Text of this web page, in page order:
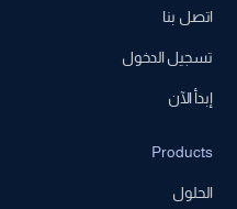
اتصل بنا
تسجيل الدخول
إبدأ الآن
Products
الحلول